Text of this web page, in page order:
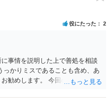
役にたった 2
事情を説明した上で善処を相談
かりミスであることも含め、あ
勧めします。 今回のできごとだ
ません。 ご健闘をお祈りいたし